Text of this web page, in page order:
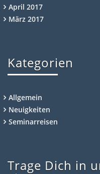
April 2017
März 2017
Kategorien
Allgemein
Neuigkeiten
Seminarreisen
Trage Dich in